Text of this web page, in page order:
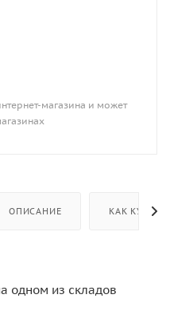
магазина и может
ОПИСАНИЕ КАК КУПИТЬ
одном из складов